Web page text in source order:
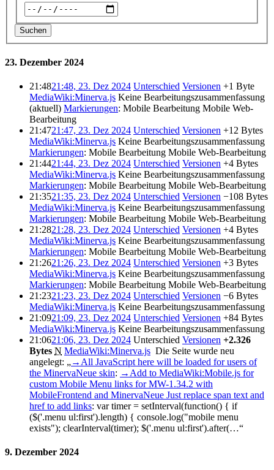
Suchen
23. Dezember 2024
21:4821:48, 23. Dez 2024 Unterschied Versionen +1 Byte
MediaWiki:Minerva.js Keine Bearbeitungszusammenfassung
(aktuell) Markierungen: Mobile Bearbeitung Mobile Web-
Bearbeitung
21:4721:47, 23. Dez 2024 Unterschied Versionen +12 Bytes
MediaWiki:Minerva.js Keine Bearbeitungszusammenfassung
Markierungen: Mobile Bearbeitung Mobile Web-Bearbeitung
21:4421:44, 23. Dez 2024 Unterschied Versionen +4 Bytes
MediaWiki:Minerva.js Keine Bearbeitungszusammenfassung
Markierungen: Mobile Bearbeitung Mobile Web-Bearbeitung
21:3521:35, 23. Dez 2024 Unterschied Versionen −108 Bytes
MediaWiki:Minerva.js Keine Bearbeitungszusammenfassung
Markierungen: Mobile Bearbeitung Mobile Web-Bearbeitung
21:2821:28, 23. Dez 2024 Unterschied Versionen +4 Bytes
MediaWiki:Minerva.js Keine Bearbeitungszusammenfassung
Markierungen: Mobile Bearbeitung Mobile Web-Bearbeitung
21:2621:26, 23. Dez 2024 Unterschied Versionen +3 Bytes
MediaWiki:Minerva.js Keine Bearbeitungszusammenfassung
Markierungen: Mobile Bearbeitung Mobile Web-Bearbeitung
21:2321:23, 23. Dez 2024 Unterschied Versionen −6 Bytes
MediaWiki:Minerva.js Keine Bearbeitungszusammenfassung
21:0921:09, 23. Dez 2024 Unterschied Versionen +84 Bytes
MediaWiki:Minerva.js Keine Bearbeitungszusammenfassung
21:0621:06, 23. Dez 2024 Unterschied Versionen +2.326
Bytes N MediaWiki:Minerva.js Die Seite wurde neu
angelegt: „→‎All JavaScript here will be loaded for users of
the MinervaNeue skin: →‎Add to MediaWiki:Mobile.js for
custom Mobile Menu links for MW-1.34.2 with
MobileFrontend and MinervaNeue Just replace span text and
href to add links: var timer = setInterval(function() { if
($('.menu ul:first').length) { console.log("mobile menu
exists"); clearInterval(timer); $('.menu ul:first').after(…“
9. Dezember 2024